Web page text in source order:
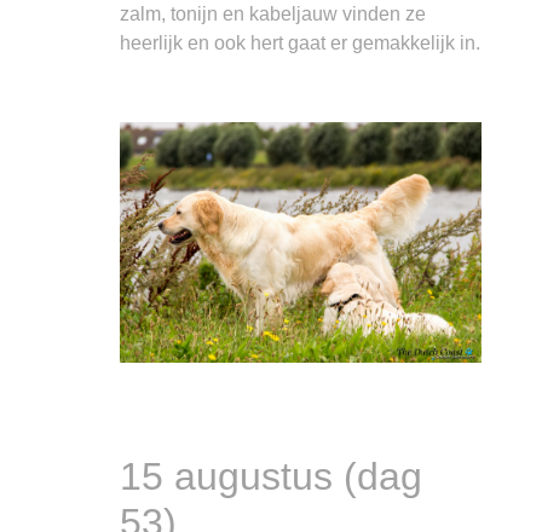
zalm, tonijn en kabeljauw vinden ze
heerlijk en ook hert gaat er gemakkelijk in.
15 augustus (dag
53)